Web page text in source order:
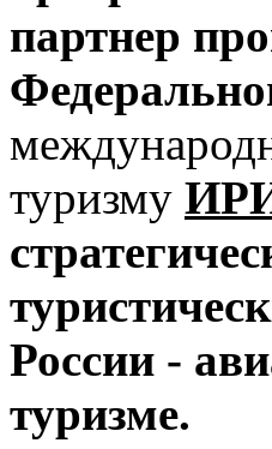
партнер
туризму
России -
туризме.